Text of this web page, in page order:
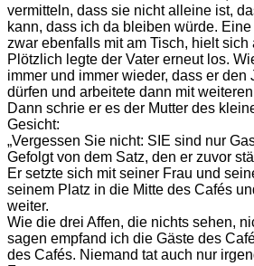
vermitteln, dass sie nicht alleine ist,
kann, dass ich da bleiben würde.
zwar ebenfalls mit am Tisch, hielt sich
Plötzlich legte der Vater erneut los.
immer und immer wieder, dass er den
dürfen und arbeitete dann mit
Dann schrie er es der Mutter des
Gesicht:
„Vergessen Sie nicht: SIE sind nur
Gefolgt von dem Satz, den er zuvor
Er setzte sich mit seiner Frau und
seinem Platz in die Mitte des Cafés
weiter.
Wie die drei Affen, die nichts sehen,
sagen empfand ich die Gäste des
des Cafés. Niemand tat auch nur